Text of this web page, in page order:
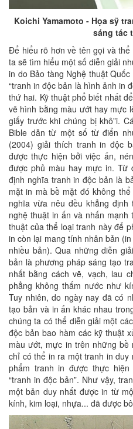
Koichi Yamamoto - Họa sỹ
sáng tác
Để hiểu rõ hơn về tên gọi và
ta sẽ tìm hiểu một số diễn giải
in do Bảo tàng Nghệ thuật
“tranh in độc bản là hình ảnh in
thứ hai. Kỹ thuật phổ biết nhất
vẽ hình bằng màu ướt hay mực
giấy trước khi chúng bị khô”i.
Bible dẫn từ một số từ điển
(2004) giải thích tranh in độc
được thực hiện bởi việc ấn,
được phủ màu hay mực in. Từ
định nghĩa tranh in độc bản là
mặt in mà bề mặt đó không
nghĩa vừa nêu đều khẳng
nghệ thuật in ấn và nhấn mạnh
thuật của thể loại tranh này để
in còn lại mang tính nhân bản
nhiều bản). Qua những diễn
bản là phương pháp sáng tạo
nhất bằng cách vẽ, vạch, lau
phẳng không thấm nước như
Tuy nhiên, do ngày nay đã có
tạo bản và in ấn khác nhau
chúng ta có thể diễn giải một
độc bản bao hàm các kỹ thuật
màu ướt, mực in trên những bề
chỉ có thể in ra một tranh in duy
phẩm tranh in được thực
“tranh in độc bản”. Như vậy,
một bản duy nhất được in từ
kính, kim loại, nhựa... đã được